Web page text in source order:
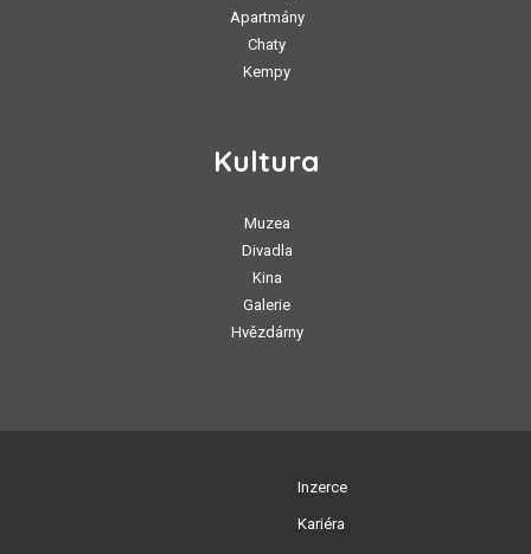
Apartmány
Chaty
Kempy
Kultura
Muzea
Divadla
Kina
Galerie
Hvězdárny
Inzerce
Kariéra